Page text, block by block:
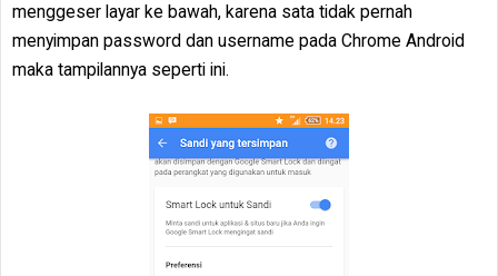
menggeser layar ke bawah, karena sata tidak pernah
menyimpan password dan username pada Chrome Android
maka tampilannya seperti ini.